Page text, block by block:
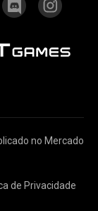
no Mercado
de Privacidade